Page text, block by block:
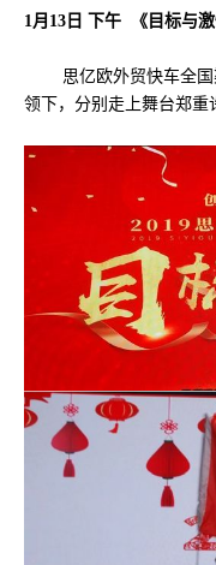
1月13日 下午 《目标与
思亿欧外贸快车全国
领下，分别走上舞台郑重